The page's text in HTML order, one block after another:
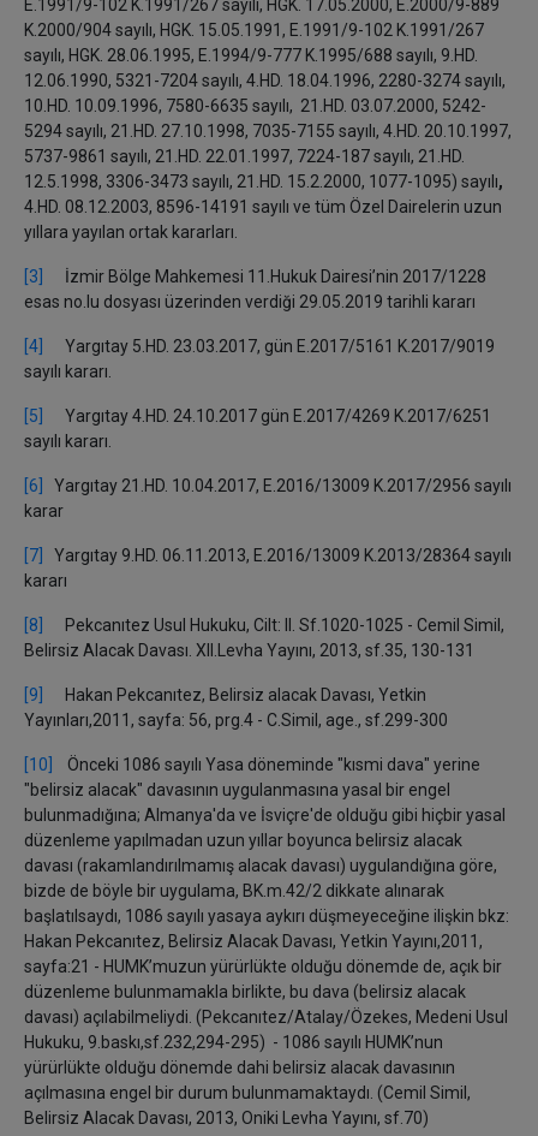
E.1991/9-102 K.1991/267 sayılı, HGK. 17.05.2000, E.2000/9-889
K.2000/904 sayılı, HGK. 15.05.1991, E.1991/9-102 K.1991/267
sayılı, HGK. 28.06.1995, E.1994/9-777 K.1995/688 sayılı, 9.HD.
12.06.1990, 5321-7204 sayılı, 4.HD. 18.04.1996, 2280-3274 sayılı,
10.HD. 10.09.1996, 7580-6635 sayılı, 21.HD. 03.07.2000, 5242-
5294 sayılı, 21.HD. 27.10.1998, 7035-7155 sayılı, 4.HD. 20.10.1997,
5737-9861 sayılı, 21.HD. 22.01.1997, 7224-187 sayılı, 21.HD.
12.5.1998, 3306-3473 sayılı, 21.HD. 15.2.2000, 1077-1095) sayılı,
4.HD. 08.12.2003, 8596-14191 sayılı ve tüm Özel Dairelerin uzun
yıllara yayılan ortak kararları.
[3]
İzmir Bölge Mahkemesi 11.Hukuk Dairesi’nin 2017/1228
esas no.lu dosyası üzerinden verdiği 29.05.2019 tarihli kararı
[4]
Yargıtay 5.HD. 23.03.2017, gün E.2017/5161 K.2017/9019
sayılı kararı.
[5]
Yargıtay 4.HD. 24.10.2017 gün E.2017/4269 K.2017/6251
sayılı kararı.
[6]
Yargıtay 21.HD. 10.04.2017, E.2016/13009 K.2017/2956 sayılı
karar
[7]
Yargıtay 9.HD. 06.11.2013, E.2016/13009 K.2013/28364 sayılı
kararı
[8]
Pekcanıtez Usul Hukuku, Cilt: II. Sf.1020-1025 - Cemil Simil,
Belirsiz Alacak Davası. XII.Levha Yayını, 2013, sf.35, 130-131
[9]
Hakan Pekcanıtez, Belirsiz alacak Davası, Yetkin
Yayınları,2011, sayfa: 56, prg.4 - C.Simil, age., sf.299-300
[10]
Önceki 1086 sayılı Yasa döneminde "kısmi dava" yerine
"belirsiz alacak" davasının uygulanmasına yasal bir engel
bulunmadığına; Almanya'da ve İsviçre'de olduğu gibi hiçbir yasal
düzenleme yapılmadan uzun yıllar boyunca belirsiz alacak
davası (rakamlandırılmamış alacak davası) uygulandığına göre,
bizde de böyle bir uygulama, BK.m.42/2 dikkate alınarak
başlatılsaydı, 1086 sayılı yasaya aykırı düşmeyeceğine ilişkin bkz:
Hakan Pekcanıtez, Belirsiz Alacak Davası, Yetkin Yayını,2011,
sayfa:21 - HUMK’muzun yürürlükte olduğu dönemde de, açık bir
düzenleme bulunmamakla birlikte, bu dava (belirsiz alacak
davası) açılabilmeliydi. (Pekcanıtez/Atalay/Özekes, Medeni Usul
Hukuku, 9.baskı,sf.232,294-295) - 1086 sayılı HUMK’nun
yürürlükte olduğu dönemde dahi belirsiz alacak davasının
açılmasına engel bir durum bulunmamaktaydı. (Cemil Simil,
Belirsiz Alacak Davası, 2013, Oniki Levha Yayını, sf.70)